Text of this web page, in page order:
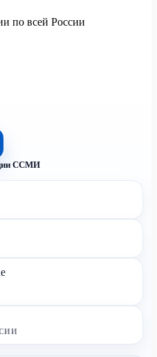
по всей России
ССМИ